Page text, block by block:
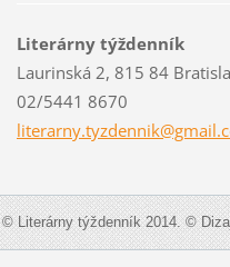
Literárny týždenník
Laurinská 2, 815 84
02/5441 8670
literarny.tyzdennik@gmai
© Literárny týždenník 2014. ©